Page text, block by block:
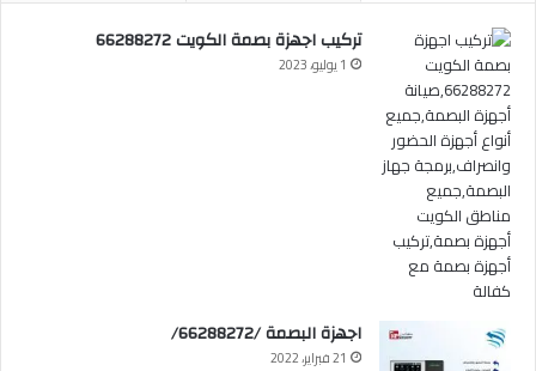
تركيب اجهزة بصمة الكويت 66288272
1 يوليو، 2023
اجهزة البصمة /66288272/
21 فبراير، 2022